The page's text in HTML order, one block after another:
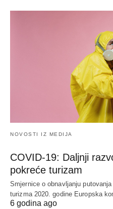
NOVOSTI IZ MEDIJA
COVID-19: Daljnji
pokreće turizam
Smjernice o obnavljanju
turizma 2020. godine Europska
6 godina ago